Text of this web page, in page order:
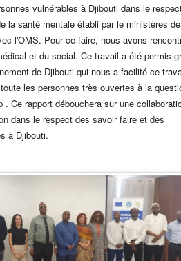
vulnérables à Djibouti dans le
la santé mentale établi par le ministères
l'OMS. Pour ce faire, nous avons
et du social. Ce travail a été permis
de Djibouti qui nous a facilité ce
les personnes très ouvertes à la
Ce rapport débouchera sur une
dans le respect des savoir faire et des
à Djibouti.